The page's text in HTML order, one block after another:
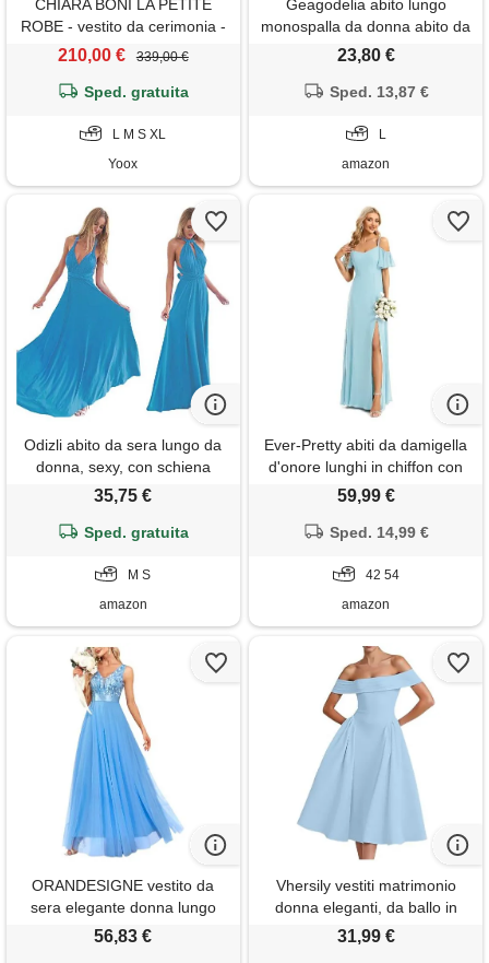
CHIARA BONI LA PETITE
ROBE - vestito da cerimonia -
verde
210,00 € 339,00 €
Sped. gratuita
L M S XL
Yoox
Geagodelia abito lungo
monospalla da donna abito da
sera sexy con spacco trendy
e chic (tie dye, l)
23,80 €
Sped. 13,87 €
L
amazon
Odizli abito da sera lungo da
donna, sexy, con schiena
scoperta, per feste, da ballo,
35,75 €
Sped. gratuita
M S
amazon
Ever-Pretty abiti da damigella
d'onore lunghi in chiffon con
dalla spalla in stile impero a
spacco laterale cielo blu 54
59,99 €
Sped. 14,99 €
42 54
amazon
ORANDESIGNE vestito da
sera elegante donna lungo
vestiti paillettes in tulle chiffon
56,83 €
Vhersily vestiti matrimonio
donna eleganti, da ballo in
raso, abito formale con spalle
31,99 €